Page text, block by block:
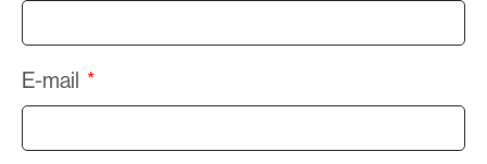
E-mail